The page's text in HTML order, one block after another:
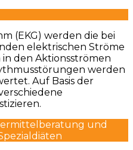
(EKG) werden die bei
elektrischen Ströme
den Aktionsströmen
werden
Auf Basis der
und